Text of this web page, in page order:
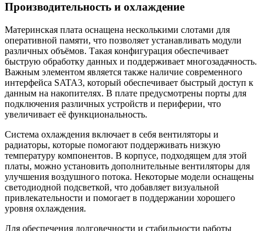
Производительность и охлаждение
Материнская плата оснащена несколькими слотами для
оперативной памяти, что позволяет устанавливать модули
различных объёмов. Такая конфигурация обеспечивает
быструю обработку данных и поддерживает многозадачность.
Важным элементом является также наличие современного
интерфейса SATA3, который обеспечивает быстрый доступ к
данным на накопителях. В плате предусмотрены порты для
подключения различных устройств и периферии, что
увеличивает её функциональность.
Система охлаждения включает в себя вентиляторы и
радиаторы, которые помогают поддерживать низкую
температуру компонентов. В корпусе, подходящем для этой
платы, можно установить дополнительные вентиляторы для
улучшения воздушного потока. Некоторые модели оснащены
светодиодной подсветкой, что добавляет визуальной
привлекательности и помогает в поддержании хорошего
уровня охлаждения.
Для обеспечения долговечности и стабильности работы